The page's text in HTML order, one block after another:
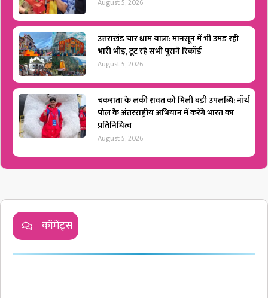
उत्तराखंड चार धाम यात्रा: मानसून में भी उमड़ रही
भारी भीड़, टूट रहे सभी पुराने रिकॉर्ड
August 5, 2026
चकराता के लकी रावत को मिली बड़ी उपलब्धि: नॉर्थ
पोल के अंतरराष्ट्रीय अभियान में करेंगे भारत का
प्रतिनिधित्व
August 5, 2026
कॉमेंट्स